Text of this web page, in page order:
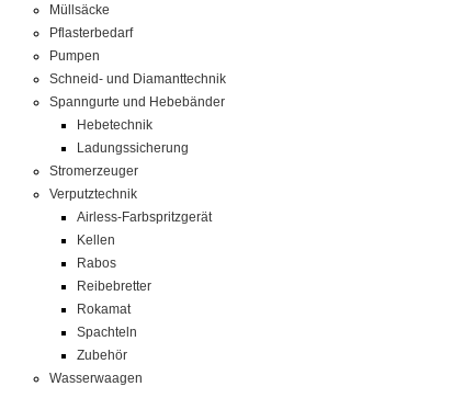
Müllsäcke
Pflasterbedarf
Pumpen
Schneid- und Diamanttechnik
Spanngurte und Hebebänder
Hebetechnik
Ladungssicherung
Stromerzeuger
Verputztechnik
Airless-Farbspritzgerät
Kellen
Rabos
Reibebretter
Rokamat
Spachteln
Zubehör
Wasserwaagen